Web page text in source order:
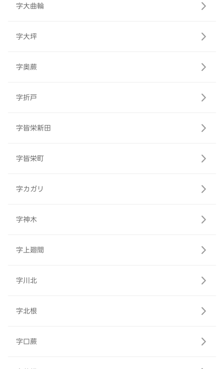
字大曲輪
字大坪
字奥蕨
字折戸
字皆栄新田
字皆栄町
字カガリ
字神木
字上廻間
字川北
字北根
字口蕨